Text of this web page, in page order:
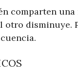
comparten
otro disminuye.